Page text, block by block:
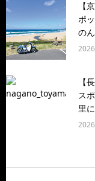
【
ポ
の
【
ス
里